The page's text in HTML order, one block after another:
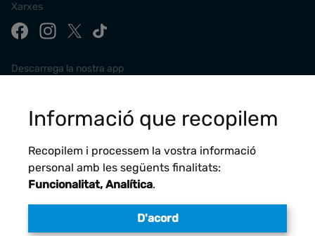
Xarxes
Descarrega la nostra app
Avís legal
Informació que recopilem
Recopilem i processem la vostra informació
personal amb les següents finalitats:
Funcionalitat, Analítica.
D'acord